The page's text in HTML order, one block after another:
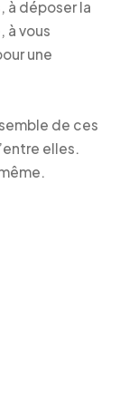
à déposer la
à vous
une
de ces
elles.